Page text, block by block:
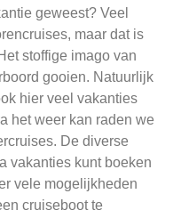
geweest? Veel
maar dat is
stoffige imago van
gooien. Natuurlijk
hier veel vakanties
het weer kan raden we
De diverse
vakanties kunt boeken
vele mogelijkheden
cruiseboot te